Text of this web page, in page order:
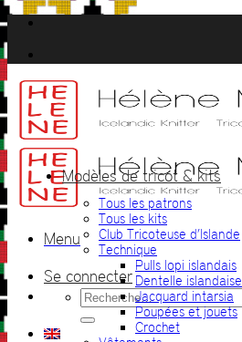
Passer
au
contenu
Menu
Se connecter
Recherche
pour :
Modèles de tricot & kits
Tous les patrons
Tous les kits
Club Tricoteuse d’Islande
Technique
Pulls lopi islandais
Dentelle islandaise
Jacquard intarsia
Poupées et jouets
Crochet